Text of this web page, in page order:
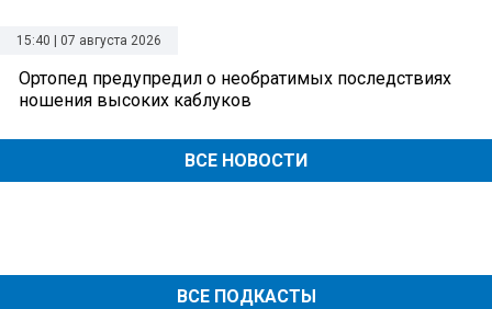
ВСЕ ПОДКАСТЫ
15:40 | 07 августа 2026
Ортопед предупредил о необратимых последствиях
ношения высоких каблуков
ВСЕ НОВОСТИ